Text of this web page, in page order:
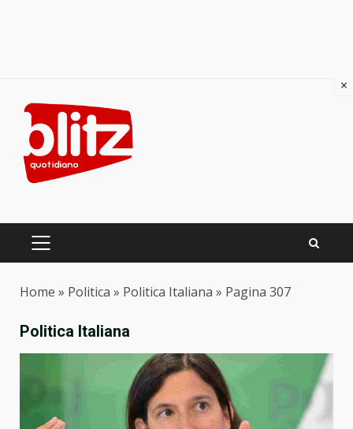
content
PRIMARY
Home » Politica » Politica Italiana » Pagina 307
Politica Italiana
×